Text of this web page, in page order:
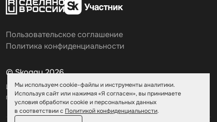
© Skoggy 2026
Информация на сайте не является
публичной офертой
Пользовательское соглашение
Политика конфиденциальности
Мы используем cookie-файлы и инструменты аналитики.
Используя сайт или нажимая «Я согласен», вы принимаете
условия обработки cookie и персональных данных
в соответствии с Политикой конфиденциальности.